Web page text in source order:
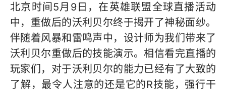
北京时间5月9日，在英雄联盟全球直播活动
中，重做后的沃利贝尔终于揭开了神秘面纱。
伴随着风暴和雷鸣声中，设计师为我们带来了
沃利贝尔重做后的技能演示。相信看完直播的
玩家们，对于沃利贝尔的能力已经有了大致的
了解，最令人注意的还是它的R技能，强行干